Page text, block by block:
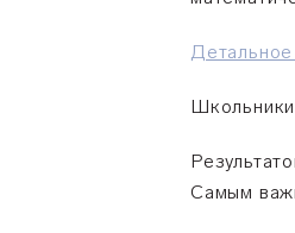
Школьники
Самым